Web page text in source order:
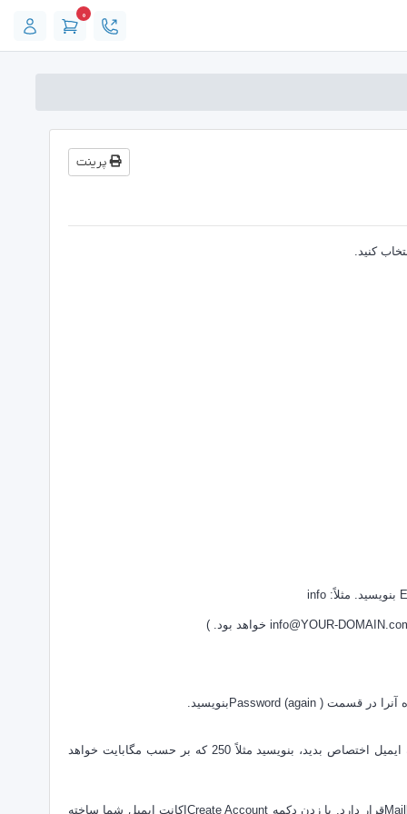
0
کارت خرید
پرینت
مثلاً: info
بنویسید مثلاً 250 که بر حسب مگابایت خواهد
با زدن دکمه Create Accountاکانت ایمیل شما ساخته